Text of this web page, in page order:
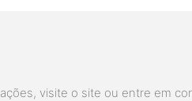
visite o site ou entre em